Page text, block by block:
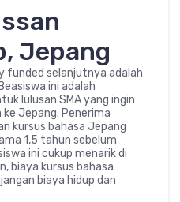
Jepang
funded selanjutnya adalah
ini adalah
lulusan SMA yang ingin
Jepang. Penerima
kursus bahasa Jepang
1,5 tahun sebelum
ini cukup menarik di
biaya kursus bahasa
biaya hidup dan